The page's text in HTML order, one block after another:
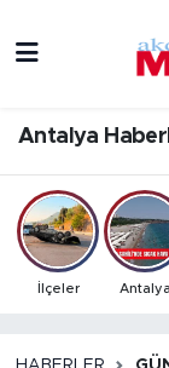
Antalya
İlçeler Antalya
Bilim &
Eğitim
Ekonomi
Antalya
Antalya
Antalya